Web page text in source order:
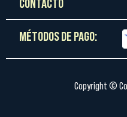
CONTACTO
MÉTODOS DE PAGO:
Copyright ©